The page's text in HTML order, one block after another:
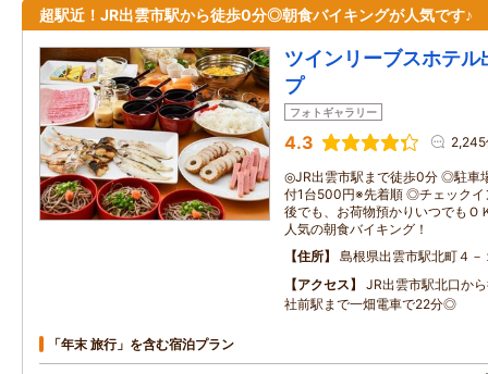
超駅近！JR出雲市駅から徒歩0分◎朝食バイキングが人気です♪
ツインリーブスホテ
プ
フォトギャラリー
4.3
◎JR出雲市駅まで徒歩0分 ◎駐車
付1台500円※先着順 ◎チェックイ
後でも、お荷物預かりいつでも
人気の朝食バイキング！
住所
島根県出雲市駅北町４－
アクセス
JR出雲市駅北口か
社前駅まで一畑電車で22分◎
「年末 旅行」を含む宿泊プラン